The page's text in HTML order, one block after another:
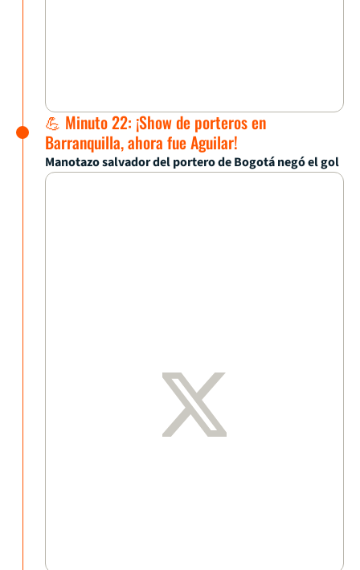
💪 Minuto 22: ¡Show de porteros en
Barranquilla, ahora fue Aguilar!
Manotazo salvador del portero de Bogotá negó el gol